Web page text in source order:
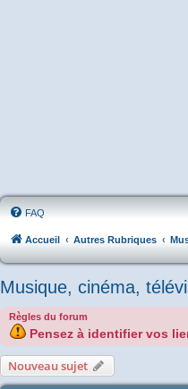
FAQ
Accueil Autres Rubriques
Musique, cinéma,
Règles du forum
Pensez à identifier vos
Nouveau sujet